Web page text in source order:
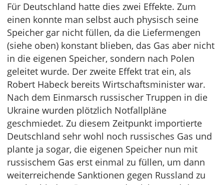
Für Deutschland hatte dies zwei Effekte. Zum
einen konnte man selbst auch physisch seine
Speicher gar nicht füllen, da die Liefermengen
(siehe oben) konstant blieben, das Gas aber nicht
in die eigenen Speicher, sondern nach Polen
geleitet wurde. Der zweite Effekt trat ein, als
Robert Habeck bereits Wirtschaftsminister war.
Nach dem Einmarsch russischer Truppen in die
Ukraine wurden plötzlich Notfallpläne
geschmiedet. Zu diesem Zeitpunkt importierte
Deutschland sehr wohl noch russisches Gas und
plante ja sogar, die eigenen Speicher nun mit
russischem Gas erst einmal zu füllen, um dann
weiterreichende Sanktionen gegen Russland zu